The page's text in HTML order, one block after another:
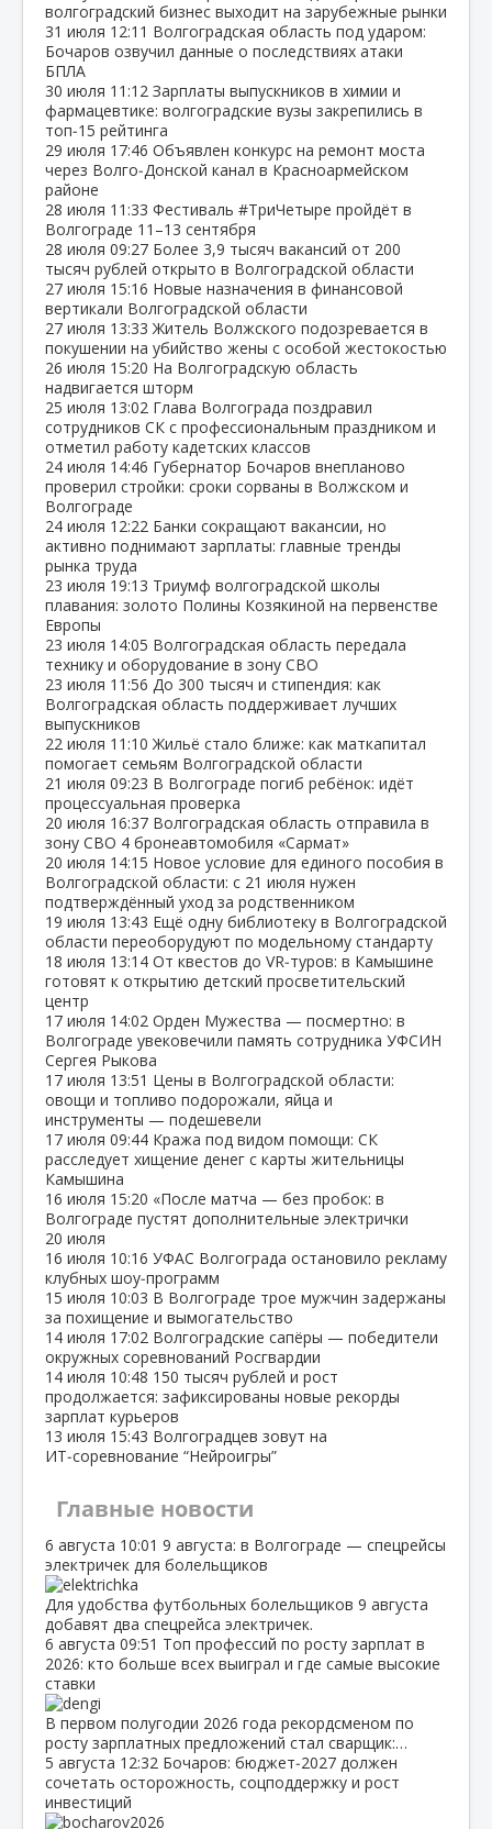
волгоградский бизнес выходит на зарубежные рынки
31 июля 12:11 Волгоградская область под ударом:
Бочаров озвучил данные о последствиях атаки
БПЛА
30 июля 11:12 Зарплаты выпускников в химии и
фармацевтике: волгоградские вузы закрепились в
топ‑15 рейтинга
29 июля 17:46 Объявлен конкурс на ремонт моста
через Волго‑Донской канал в Красноармейском
районе
28 июля 11:33 Фестиваль #ТриЧетыре пройдёт в
Волгограде 11–13 сентября
28 июля 09:27 Более 3,9 тысяч вакансий от 200
тысяч рублей открыто в Волгоградской области
27 июля 15:16 Новые назначения в финансовой
вертикали Волгоградской области
27 июля 13:33 Житель Волжского подозревается в
покушении на убийство жены с особой жестокостью
26 июля 15:20 На Волгоградскую область
надвигается шторм
25 июля 13:02 Глава Волгограда поздравил
сотрудников СК с профессиональным праздником и
отметил работу кадетских классов
24 июля 14:46 Губернатор Бочаров внепланово
проверил стройки: сроки сорваны в Волжском и
Волгограде
24 июля 12:22 Банки сокращают вакансии, но
активно поднимают зарплаты: главные тренды
рынка труда
23 июля 19:13 Триумф волгоградской школы
плавания: золото Полины Козякиной на первенстве
Европы
23 июля 14:05 Волгоградская область передала
технику и оборудование в зону СВО
23 июля 11:56 До 300 тысяч и стипендия: как
Волгоградская область поддерживает лучших
выпускников
22 июля 11:10 Жильё стало ближе: как маткапитал
помогает семьям Волгоградской области
21 июля 09:23 В Волгограде погиб ребёнок: идёт
процессуальная проверка
20 июля 16:37 Волгоградская область отправила в
зону СВО 4 бронеавтомобиля «Сармат»
20 июля 14:15 Новое условие для единого пособия в
Волгоградской области: с 21 июля нужен
подтверждённый уход за родственником
19 июля 13:43 Ещё одну библиотеку в Волгоградской
области переоборудуют по модельному стандарту
18 июля 13:14 От квестов до VR‑туров: в Камышине
готовят к открытию детский просветительский
центр
17 июля 14:02 Орден Мужества — посмертно: в
Волгограде увековечили память сотрудника УФСИН
Сергея Рыкова
17 июля 13:51 Цены в Волгоградской области:
овощи и топливо подорожали, яйца и
инструменты — подешевели
17 июля 09:44 Кража под видом помощи: СК
расследует хищение денег с карты жительницы
Камышина
16 июля 15:20 «После матча — без пробок: в
Волгограде пустят дополнительные электрички
20 июля
16 июля 10:16 УФАС Волгограда остановило рекламу
клубных шоу‑программ
15 июля 10:03 В Волгограде трое мужчин задержаны
за похищение и вымогательство
14 июля 17:02 Волгоградские сапёры — победители
окружных соревнований Росгвардии
14 июля 10:48 150 тысяч рублей и рост
продолжается: зафиксированы новые рекорды
зарплат курьеров
13 июля 15:43 Волгоградцев зовут на
ИТ‑соревнование “Нейроигры”
Главные новости
6 августа 10:01 9 августа: в Волгограде — спецрейсы
электричек для болельщиков
Для удобства футбольных болельщиков 9 августа
добавят два спецрейса электричек.
6 августа 09:51 Топ профессий по росту зарплат в
2026: кто больше всех выиграл и где самые высокие
ставки
В первом полугодии 2026 года рекордсменом по
росту зарплатных предложений стал сварщик:…
5 августа 12:32 Бочаров: бюджет‑2027 должен
сочетать осторожность, соцподдержку и рост
инвестиций